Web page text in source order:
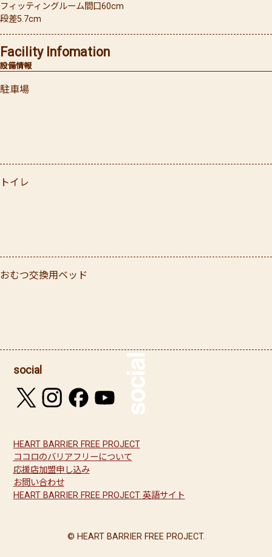
フィッティングルーム間口60cm
段差5.7cm
設備情報
Facility Infomation
駐車場
トイレ
おむつ交換用ベッド
social
HEART BARRIER FREE PROJECT
ココロのバリアフリーについて
応援店加盟申し込み
お問い合わせ
HEART BARRIER FREE PROJECT 英語サイト
© HEART BARRIER FREE PROJECT.